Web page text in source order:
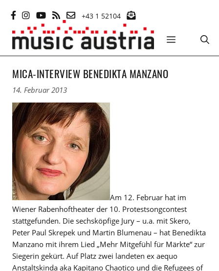
Inhalt
springen
+43 1 52104
MENÜ
MICA-INTERVIEW BENEDIKTA MANZANO
14. Februar 2013
Am 12. Februar hat im
Wiener Rabenhoftheater der 10. Protestsongcontest
stattgefunden. Die sechsköpfige Jury – u.a. mit Skero,
Peter Paul Skrepek und Martin Blumenau – hat Benedikta
Manzano mit ihrem Lied „Mehr Mitgefühl für Märkte“ zur
Siegerin gekürt. Auf Platz zwei landeten ex aequo
Anstaltskinda aka Kapitano Chaotico und die Refugees of